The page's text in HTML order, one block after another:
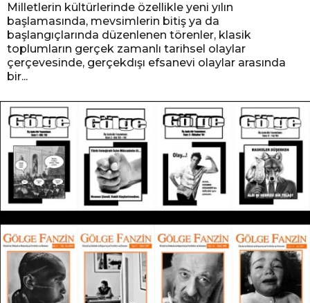
Milletlerin kültürlerinde özellikle yeni yılın
başlamasında, mevsimlerin bitiş ya da
başlangıçlarında düzenlenen törenler, klasik
toplumların gerçek zamanlı tarihsel olaylar
çerçevesinde, gerçekdışı efsanevi olaylar arasında
bir...